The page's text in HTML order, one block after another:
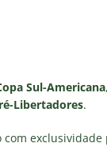
Sul-Americana
Libertadores.
exclusividade